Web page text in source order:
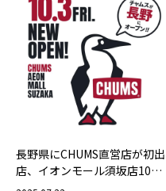
長野県にCHUMS直営店が初出
店、イオンモール須坂店10月3
日(金)オープン！！